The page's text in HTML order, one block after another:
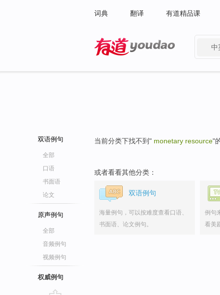
词典 翻译 有道精品课
中
双语例句
全部
口语
书面语
论文
原声例句
全部
音频例句
视频例句
权威例句
当前分类下找不到" monetary resource"
或者看看其他分类：
双语例句
海量例句，可以按难度查看口语、
书面语、论文例句。
例句
看美